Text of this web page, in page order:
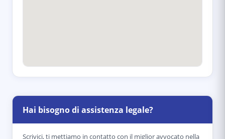
Hai bisogno di assistenza legale?
Scrivici, ti mettiamo in contatto con il miglior avvocato nella